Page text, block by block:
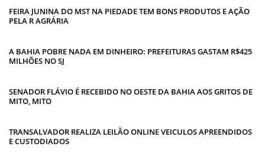
FEIRA JUNINA DO MST NA PIEDADE TEM BONS PRODUTOS E AÇÃO
PELA R AGRÁRIA
A BAHIA POBRE NADA EM DINHEIRO: PREFEITURAS GASTAM R$425
MILHÕES NO SJ
SENADOR FLÁVIO É RECEBIDO NO OESTE DA BAHIA AOS GRITOS DE
MITO, MITO
TRANSALVADOR REALIZA LEILÃO ONLINE VEICULOS APREENDIDOS
E CUSTODIADOS